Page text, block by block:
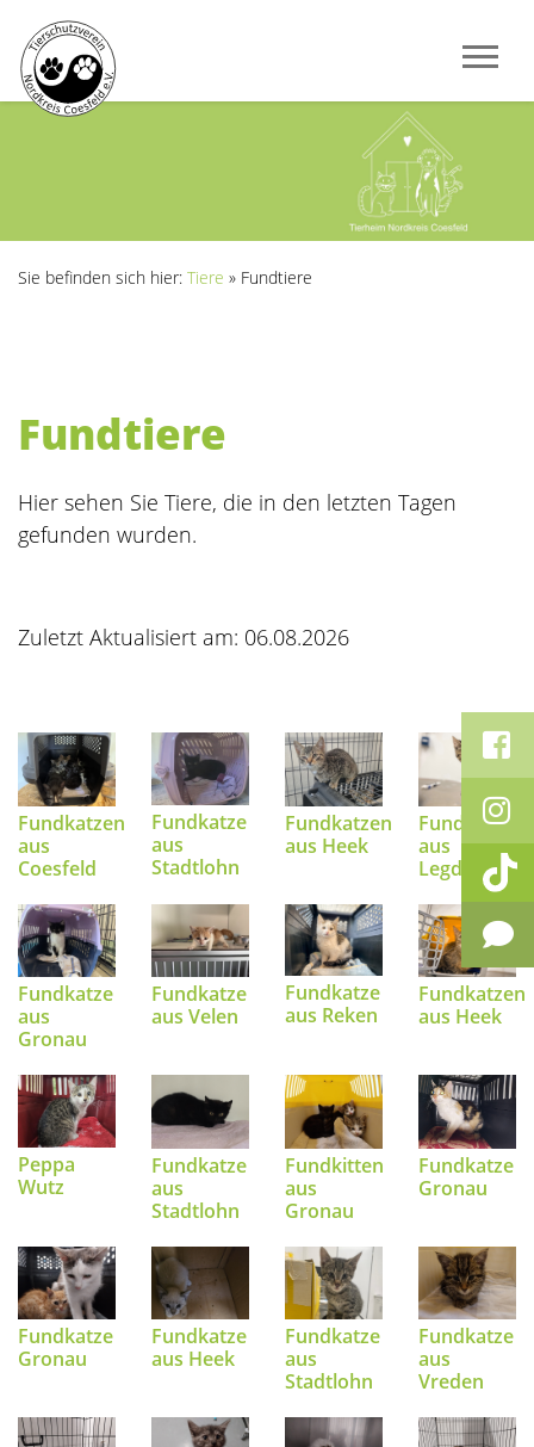
Sie befinden sich hier: Tiere » Fundtiere
Fundtiere
Hier sehen Sie Tiere, die in den letzten Tagen
gefunden wurden.
Zuletzt Aktualisiert am: 06.08.2026
Fundkatzen
aus
Coesfeld
Fundkatze
aus
Stadtlohn
Fundkatzen
aus Heek
Fundkatze
aus
Legden
Fundkatze
aus
Gronau
Fundkatze
aus Velen
Fundkatze
aus Reken
Fundkatzen
aus Heek
Peppa
Wutz
Fundkatze
aus
Stadtlohn
Fundkitten
aus
Gronau
Fundkatze
Gronau
Fundkatze
Gronau
Fundkatze
aus Heek
Fundkatze
aus
Stadtlohn
Fundkatze
aus
Vreden